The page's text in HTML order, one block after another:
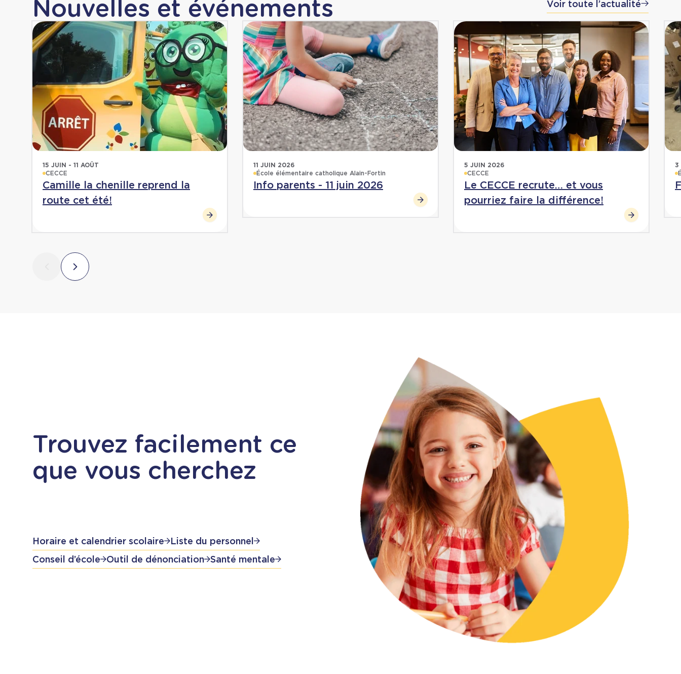
Nouvelles et événements Voir toute l’actualité
15 JUIN - 11 AOÛT
CECCE
Camille la chenille reprend la
route cet été!
11 JUIN 2026
École élémentaire catholique Alain-Fortin
Info parents - 11 juin 2026
5 JUIN 2026
CECCE
Le CECCE recrute… et vous
pourriez faire la différence!
3
Trouvez facilement ce
que vous cherchez
Horaire et calendrier scolaire
Liste du personnel
Conseil d’école
Outil de dénonciation Santé mentale